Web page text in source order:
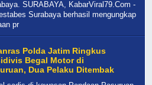
SURABAYA, KabarViral79.Com -
Surabaya berhasil mengungkap
pr
Polda Jatim Ringkus
Begal Motor di
Dua Pelaku Ditembak